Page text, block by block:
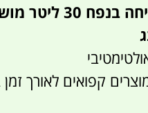
צידנית קירור קשיחה
קפואים לאורך